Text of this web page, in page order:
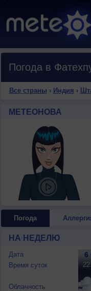
Погода в
Все страны › Индия ›
МЕТЕОНОВА
Погода
НА НЕДЕЛЮ
Дата
Время суток
Облачность
6